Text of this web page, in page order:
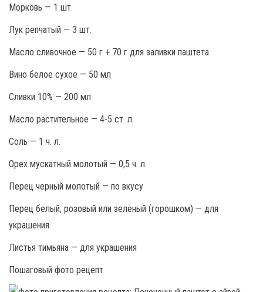
Морковь — 1 шт.
Лук репчатый — 3 шт.
Масло сливочное — 50 г + 70 г для заливки паштета
Вино белое сухое — 50 мл
Сливки 10% — 200 мл
Масло растительное — 4-5 ст. л.
Соль — 1 ч. л.
Орех мускатный молотый — 0,5 ч. л.
Перец черный молотый — по вкусу
Перец белый, розовый или зеленый (горошком) — для
украшения
Листья тимьяна — для украшения
Пошаговый фото рецепт